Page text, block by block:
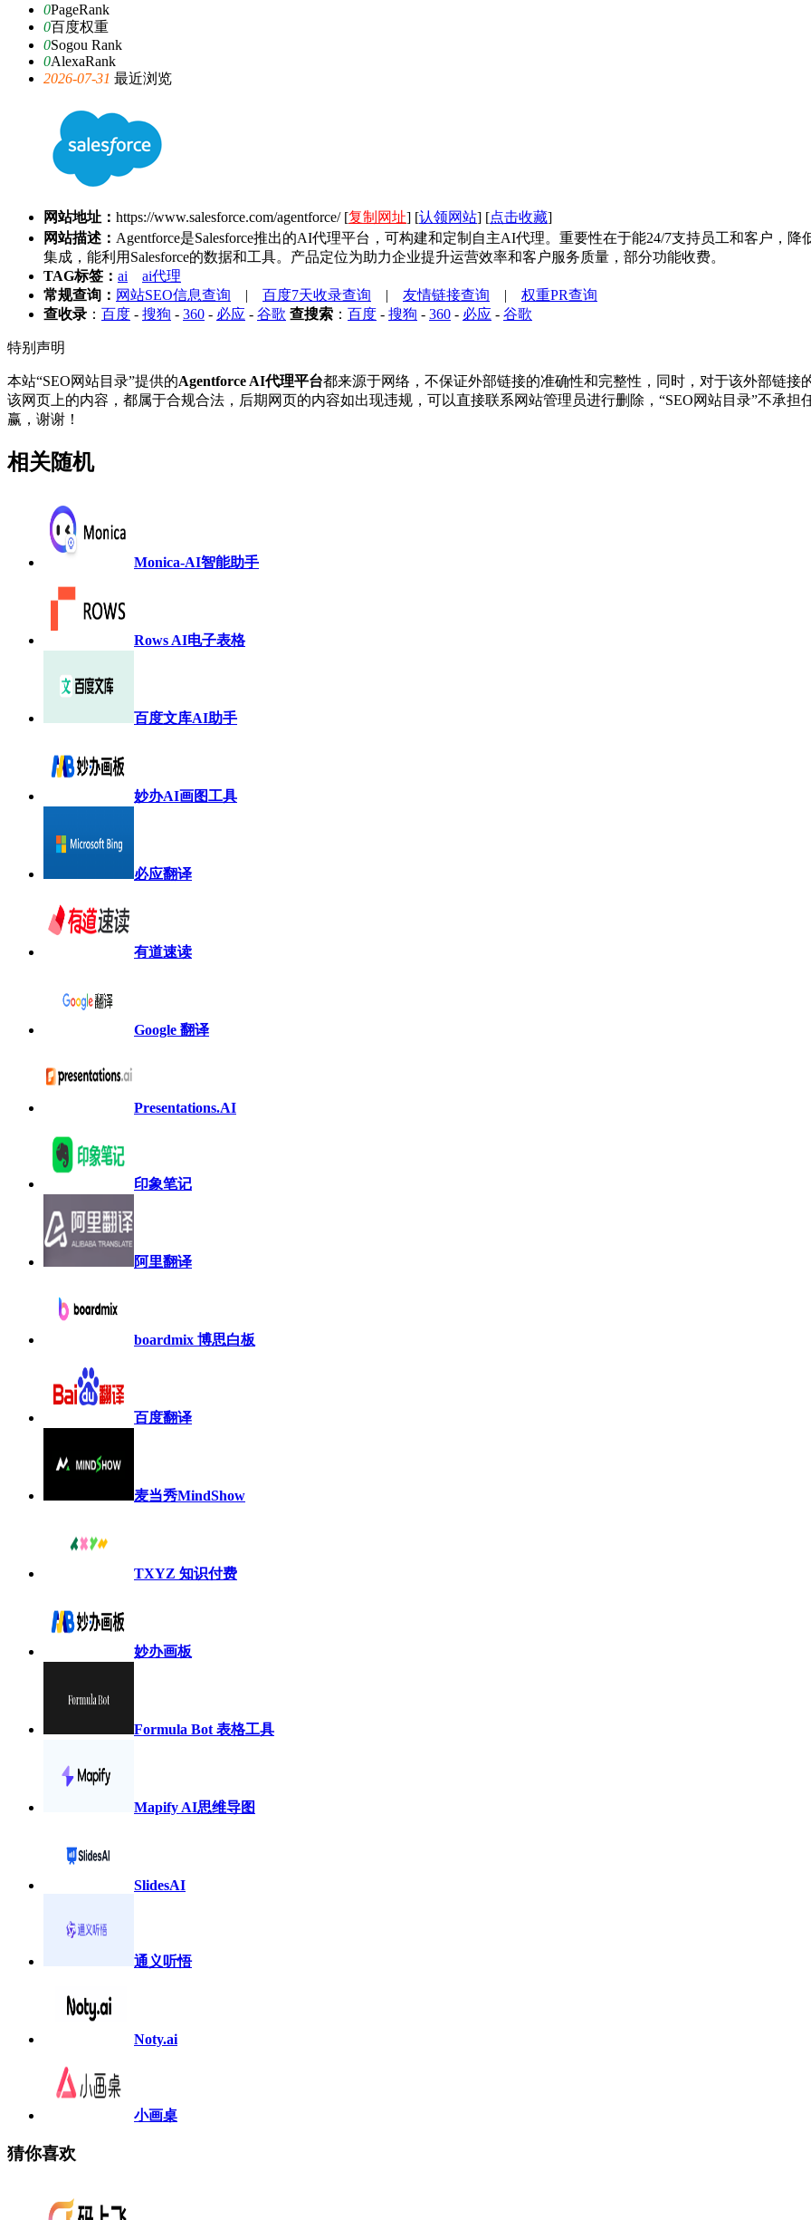
0PageRank
0百度权重
0Sogou Rank
0AlexaRank
2026-07-31 最近浏览
网站地址： https://www.salesforce.com/agentforce/ [复制网址] [认领网站] [点击收藏]
网站描述： Agentforce是Salesforce推出的AI代理平台，可构建和定制自主AI代理。重要性在于能24/7支持员工和客户，
集成，能利用Salesforce的数据和工具。产品定位为助力企业提升运营效率和客户服务质量，部分功能收费。
TAG标签： ai
ai代理
常规查询： 网站SEO信息查询 | 百度7天收录查询 | 友情链接查询 | 权重PR查询
查收录 ： 百度 - 搜狗 - 360 - 必应 - 谷歌 查搜索 ： 百度 - 搜狗 - 360 - 必应 - 谷歌
特别声明
本站“SEO网站目录”提供的Agentforce AI代理平台都来源于网络，不保证外部链接的准确性和完整性，同时，对于该外部链接
该网页上的内容，都属于合规合法，后期网页的内容如出现违规，可以直接联系网站管理员进行删除，“SEO网站目录”不承
赢，谢谢！
相关随机
Monica-AI智能助手
Rows AI电子表格
百度文库AI助手
妙办AI画图工具
必应翻译
有道速读
Google 翻译
Presentations.AI
印象笔记
阿里翻译
boardmix 博思白板
百度翻译
麦当秀MindShow
TXYZ 知识付费
妙办画板
Formula Bot 表格工具
Mapify AI思维导图
SlidesAI
通义听悟
Noty.ai
小画桌
猜你喜欢